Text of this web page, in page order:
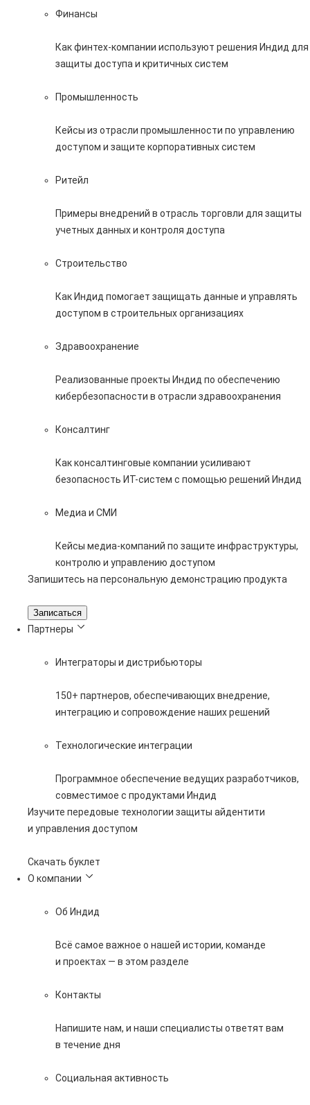
Финансы
Как финтех-компании используют решения Индид для
защиты доступа и критичных систем
Промышленность
Кейсы из отрасли промышленности по управлению
доступом и защите корпоративных систем
Ритейл
Примеры внедрений в отрасль торговли для защиты
учетных данных и контроля доступа
Строительство
Как Индид помогает защищать данные и управлять
доступом в строительных организациях
Здравоохранение
Реализованные проекты Индид по обеспечению
кибербезопасности в отрасли здравоохранения
Консалтинг
Как консалтинговые компании усиливают
безопасность ИТ-систем с помощью решений Индид
Медиа и СМИ
Кейсы медиа-компаний по защите инфраструктуры,
контролю и управлению доступом
Запишитесь на персональную демонстрацию продукта
Записаться
Партнеры
Интеграторы и дистрибьюторы
150+ партнеров, обеспечивающих внедрение,
интеграцию и сопровождение наших решений
Технологические интеграции
Программное обеспечение ведущих разработчиков,
совместимое с продуктами Индид
Изучите передовые технологии защиты айдентити
и управления доступом
Скачать буклет
О компании
Об Индид
Всё самое важное о нашей истории, команде
и проектах — в этом разделе
Контакты
Напишите нам, и наши специалисты ответят вам
в течение дня
Социальная активность